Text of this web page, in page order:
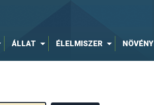
ÁLLAT ÉLELMISZER NÖVÉNY